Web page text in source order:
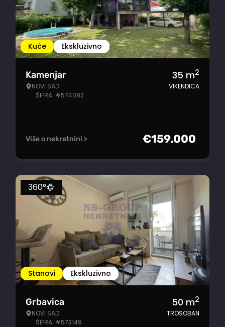
Kuće Ekskluzivno
Kamenjar
NOVI SAD
ŠIFRA: #574082
35 m2
VIKENDICA
Više o nekretnini > €159.000
Stanovi Ekskluzivno
360°
Grbavica
NOVI SAD
ŠIFRA: #573149
50 m2
TROSOBAN